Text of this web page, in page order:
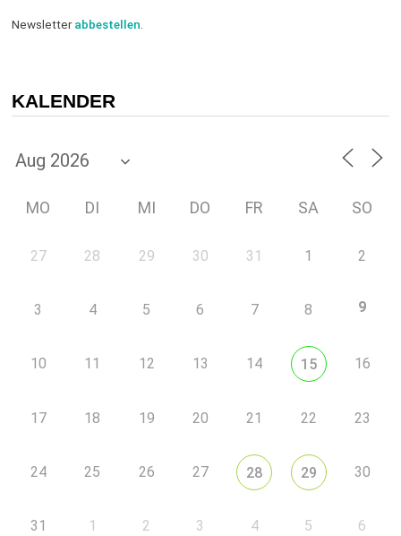
Newsletterabbestellen.
KALENDER
MO DI MI DO FR SA SO
27 28 29 30 31 1 2
3 4 5 6 7 8 9
10 11 12 13 14 15 16
17 18 19 20 21 22 23
24 25 26 27 28 29 30
31 1 2 3 4 5 6